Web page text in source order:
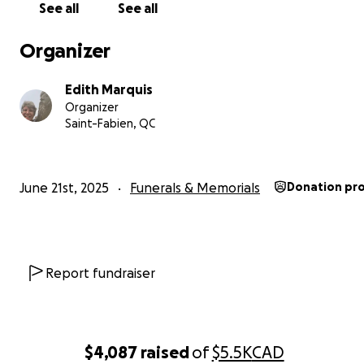
$4,087 raisedof$5.5KCAD
See all See all
Organizer
Edith Marquis
Organizer
Saint-Fabien, QC
June 21st, 2025 Funerals & Memorials Donation
Report fundraiser